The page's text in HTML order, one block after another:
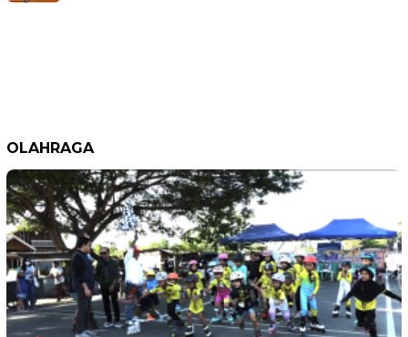
OLAHRAGA